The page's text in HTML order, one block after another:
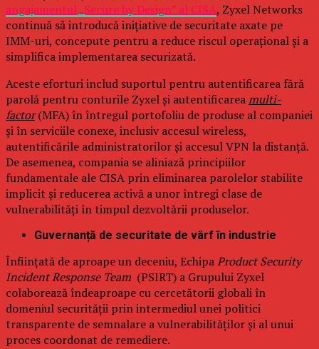
angajamentul „Secure by Design” al CISA, Zyxel Networks
continuă să introducă inițiative de securitate axate pe
IMM-uri, concepute pentru a reduce riscul operațional și a
simplifica implementarea securizată.
Aceste eforturi includ suportul pentru autentificarea fără
parolă pentru conturile Zyxel și autentificareamulti-
factor(MFA) în întregul portofoliu de produse al companiei
și în serviciile conexe, inclusiv accesul wireless,
autentificările administratorilor și accesul VPN la distanță.
De asemenea, compania se aliniază principiilor
fundamentale ale CISA prin eliminarea parolelor stabilite
implicit și reducerea activă a unor întregi clase de
vulnerabilități în timpul dezvoltării produselor.
Guvernanță de securitate de vârf în industrie
Înființată de aproape un deceniu, EchipaProduct Security
Incident Response Team (PSIRT) a Grupului Zyxel
colaborează îndeaproape cu cercetătorii globali în
domeniul securității prin intermediul unei politici
transparente de semnalare a vulnerabilităților și al unui
proces coordonat de remediere.